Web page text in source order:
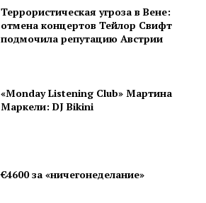
Террористическая угроза в Вене:
отмена концертов Тейлор Свифт
подмочила репутацию Австрии
«Monday Listening Club» Мартина
Маркели: DJ Bikini
€4600 за «ничегонеделание»